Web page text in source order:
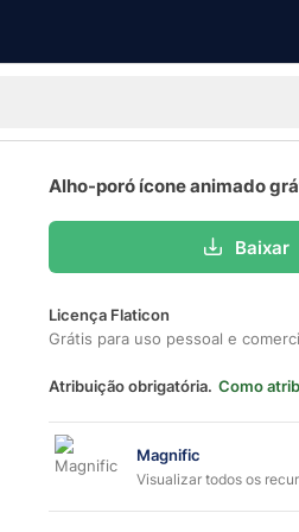
Alho-poró ícone animado
Baixar
Licença Flaticon
Grátis para uso pessoal e
Atribuição obrigatória. Como
Magnific
Visualizar todos os